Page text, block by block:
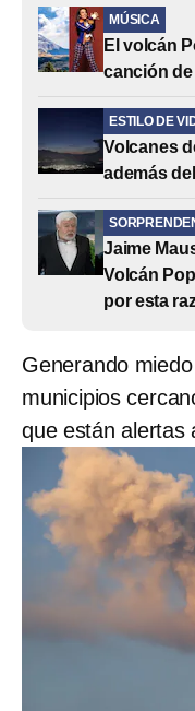
MÚSICA
El volcán
canción de
ESTILO DE
Volcanes
además
Jaime
Volcán
por esta
Generando
municipios
que están alertas